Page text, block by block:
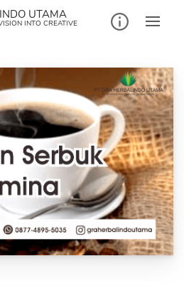
UTAMA
INTO CREATIVE